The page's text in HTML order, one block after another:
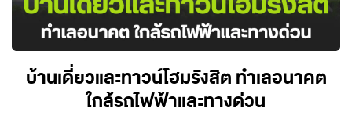
บ้านเดี่ยวและทาวน์โฮมรังสิต ทำเลอนาคต
ใกล้รถไฟฟ้าและทางด่วน